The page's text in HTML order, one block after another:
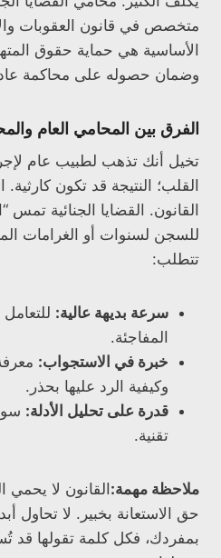
متخصص في قانون العقوبات
الأساسية هي حماية حقوق
وضمان حصوله على محاكمة
الفرق بين المحامي العام
تخيل أنك تذهب لطبيب عام
القلب؛ النتيجة قد تكون
القانون. القضايا الجنائية
للسجن لسنوات أو الغرامات
تتطلب:
سرعة بديهة عالية:
المفاجئة.
خبرة في الاستجواب:
وكيفية الرد عليها بحذر.
قدرة على تحليل الأدلة:
تقنية.
ملاحظة مهمة: القانون لا يحمي
حق الاستعانة بخبير. لا تحاول
بمفردك، فكل كلمة تقولها قد